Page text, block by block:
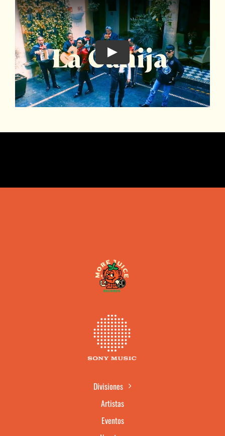
Divisiones
Artistas
Eventos